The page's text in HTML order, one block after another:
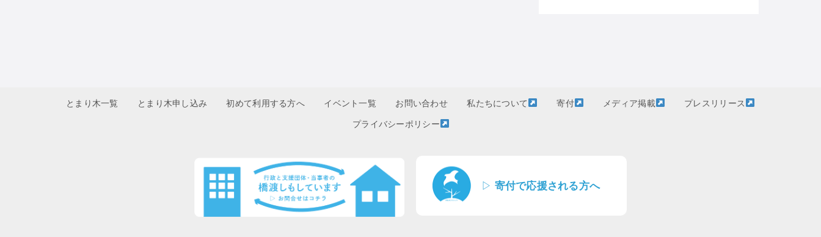
とまり木一覧 とまり木申し込み 初めて利用する方へ イベント一覧 お問い合わせ 私たちについて 寄付 メディア掲載 プレスリリース
プライバシーポリシー
▷ 寄付で応援される方へ